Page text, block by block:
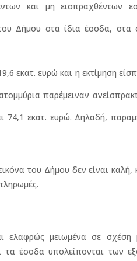
και μη εισπραχθέντων
Δήμου στα ίδια έσοδα, στα
εκατ. ευρώ και η εκτίμηση
παρέμειναν
74,1 εκατ. ευρώ. Δηλαδή,
του Δήμου δεν είναι καλή,
ελαφρώς μειωμένα σε σχέση
τα έσοδα υπολείπονται των